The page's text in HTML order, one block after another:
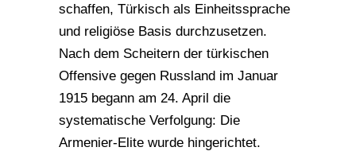
schaffen, Türkisch als Einheitssprache
und religiöse Basis durchzusetzen.
Nach dem Scheitern der türkischen
Offensive gegen Russland im Januar
1915 begann am 24. April die
systematische Verfolgung: Die
Armenier-Elite wurde hingerichtet.